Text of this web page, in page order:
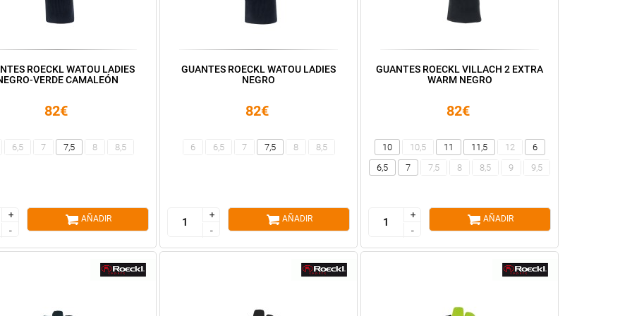
ROECKL WATOU LADIES
VERDE CAMALEÓN
82€
6,5 7 7,5 8 8,5
+
-
+
-
AÑADIR
GUANTES ROECKL WATOU LADIES
NEGRO
82€
6 6,5 7 7,5 8 8,5
+
-
+
-
AÑADIR
GUANTES ROECKL VILLACH 2 EXTRA
WARM NEGRO
82€
10 10,5 11 11,5 12
6
6,5
7 7,5 8 8,5 9 9,5
+
-
+
-
AÑADIR